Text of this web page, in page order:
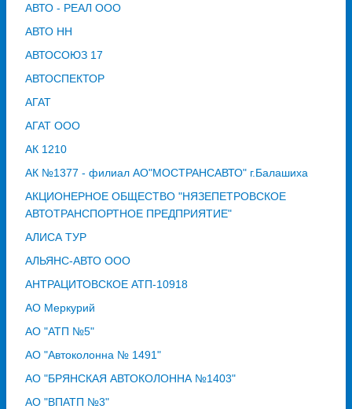
АВТО - РЕАЛ ООО
АВТО НН
АВТОСОЮЗ 17
АВТОСПЕКТОР
АГАТ
АГАТ ООО
АК 1210
АК №1377 - филиал АО"МОСТРАНСАВТО" г.Балашиха
АКЦИОНЕРНОЕ ОБЩЕСТВО "НЯЗЕПЕТРОВСКОЕ
АВТОТРАНСПОРТНОЕ ПРЕДПРИЯТИЕ"
АЛИСА ТУР
АЛЬЯНС-АВТО ООО
АНТРАЦИТОВСКОЕ АТП-10918
АО Меркурий
АО "АТП №5"
АО "Автоколонна № 1491"
АО "БРЯНСКАЯ АВТОКОЛОННА №1403"
АО "ВПАТП №3"